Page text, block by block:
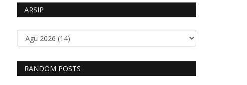
ARSIP
RANDOM POSTS